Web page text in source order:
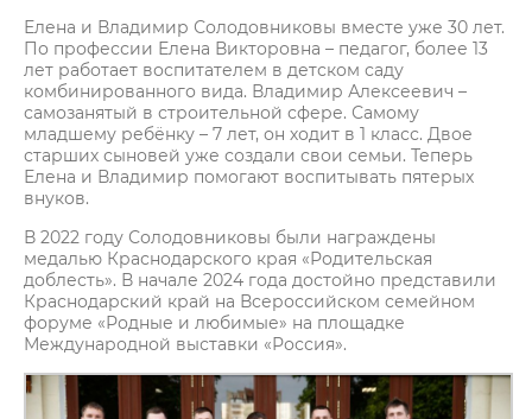
Елена и Владимир Солодовниковы вместе уже 30 лет.
По профессии Елена Викторовна – педагог, более 13
лет работает воспитателем в детском саду
комбинированного вида. Владимир Алексеевич –
самозанятый в строительной сфере. Самому
младшему ребёнку – 7 лет, он ходит в 1 класс. Двое
старших сыновей уже создали свои семьи. Теперь
Елена и Владимир помогают воспитывать пятерых
внуков.
В 2022 году Солодовниковы были награждены
медалью Краснодарского края «Родительская
доблесть». В начале 2024 года достойно представили
Краснодарский край на Всероссийском семейном
форуме «Родные и любимые» на площадке
Международной выставки «Россия».